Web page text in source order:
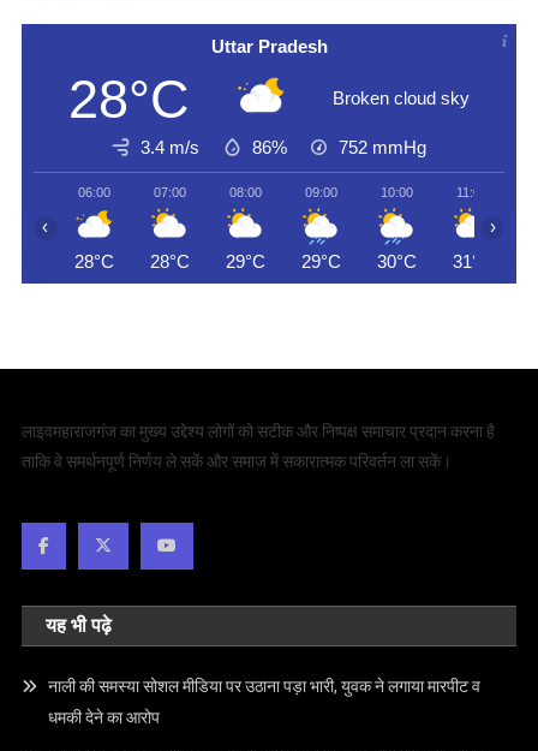
Uttar Pradesh
28°C Broken cloud sky
3.4 m/s 86% 752 mmHg
06:00
28°C
07:00
28°C
08:00
29°C
09:00
29°C
10:00
30°C
11:00
31°C
‹ ›
लाइवमहाराजगंज का मुख्य उद्देश्य लोगों को सटीक और निष्पक्ष समाचार प्रदान करना है
ताकि वे समर्थनपूर्ण निर्णय ले सकें और समाज में सकारात्मक परिवर्तन ला सकें।
यह भी पढ़े
नाली की समस्या सोशल मीडिया पर उठाना पड़ा भारी, युवक ने लगाया मारपीट व
धमकी देने का आरोप